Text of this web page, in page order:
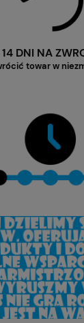
14 DNI NA
towar w